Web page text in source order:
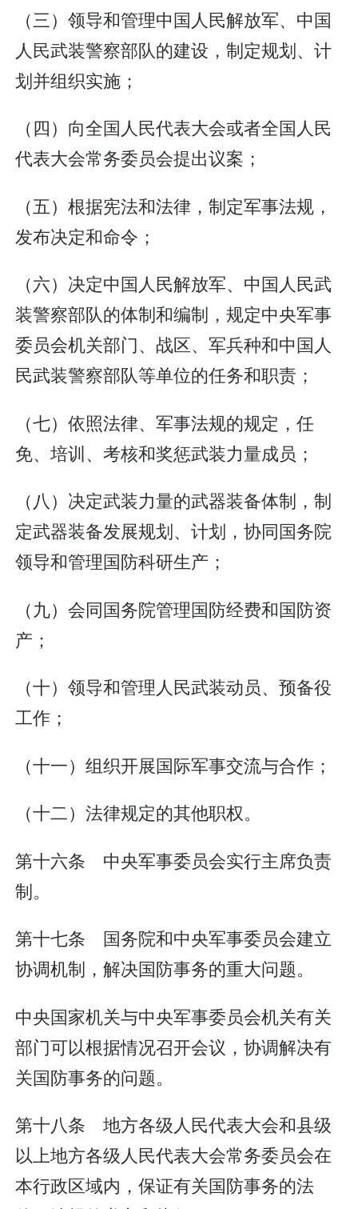
（三）领导和管理中国人民解放军、中国
人民武装警察部队的建设，制定规划、计
划并组织实施；
（四）向全国人民代表大会或者全国人民
代表大会常务委员会提出议案；
（五）根据宪法和法律，制定军事法规，
发布决定和命令；
（六）决定中国人民解放军、中国人民武
装警察部队的体制和编制，规定中央军事
委员会机关部门、战区、军兵种和中国人
民武装警察部队等单位的任务和职责；
（七）依照法律、军事法规的规定，任
免、培训、考核和奖惩武装力量成员；
（八）决定武装力量的武器装备体制，制
定武器装备发展规划、计划，协同国务院
领导和管理国防科研生产；
（九）会同国务院管理国防经费和国防资
产；
（十）领导和管理人民武装动员、预备役
工作；
（十一）组织开展国际军事交流与合作；
（十二）法律规定的其他职权。
第十六条 中央军事委员会实行主席负责
制。
第十七条 国务院和中央军事委员会建立
协调机制，解决国防事务的重大问题。
中央国家机关与中央军事委员会机关有关
部门可以根据情况召开会议，协调解决有
关国防事务的问题。
第十八条 地方各级人民代表大会和县级
以上地方各级人民代表大会常务委员会在
本行政区域内，保证有关国防事务的法